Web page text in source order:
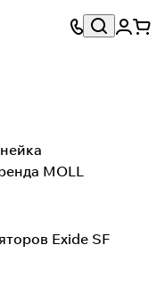
MOLL
Exide SF